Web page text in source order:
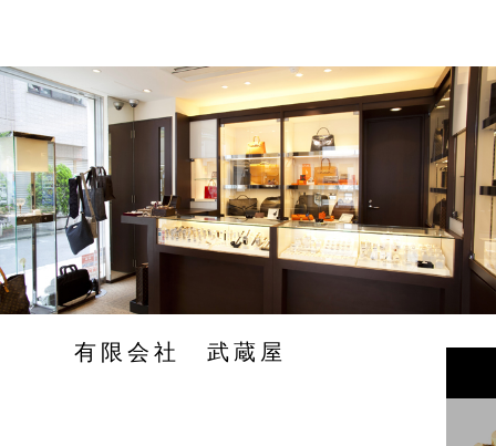
有限会社 武蔵屋